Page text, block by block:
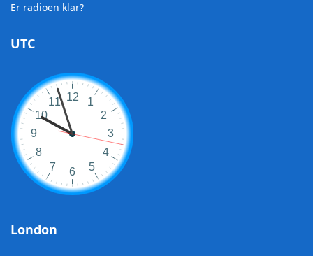
Er radioen klar?
UTC
London